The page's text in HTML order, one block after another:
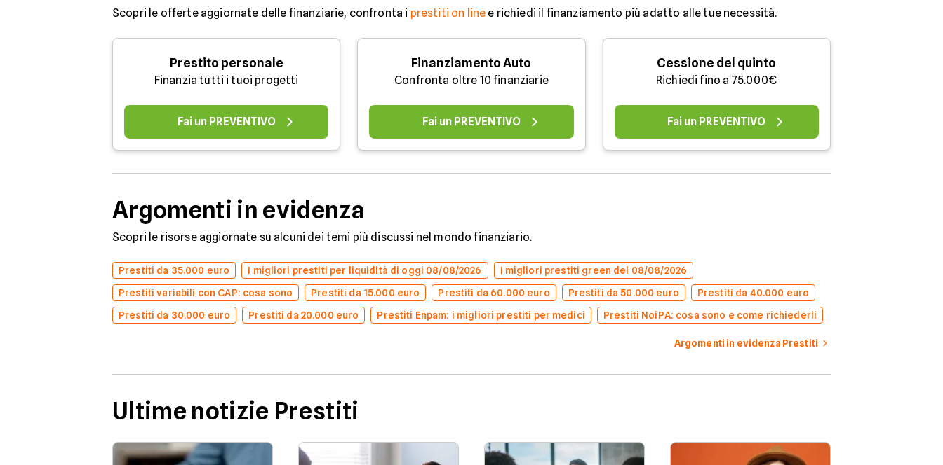
Scopri le offerte aggiornate delle finanziarie, confronta i prestiti on line e richiedi il finanziamento più adatto alle tue necessità.
Prestito personale
Finanzia tutti i tuoi progetti
Fai un PREVENTIVO
Finanziamento Auto
Confronta oltre 10 finanziarie
Fai un PREVENTIVO
Cessione del quinto
Richiedi fino a 75.000€
Fai un PREVENTIVO
Argomenti in evidenza
Scopri le risorse aggiornate su alcuni dei temi più discussi nel mondo finanziario.
Prestiti da 35.000 euro I migliori prestiti per liquidità di oggi 08/08/2026
I migliori prestiti green del 08/08/2026
Prestiti variabili con CAP: cosa sono
Prestiti da 15.000 euro Prestiti da 60.000 euro Prestiti da 50.000 euro
Prestiti da 40.000 euro
Prestiti da 30.000 euro
Prestiti da 20.000 euro Prestiti Enpam: i migliori prestiti per medici Prestiti NoiPA: cosa sono e come richiederli
Argomenti in evidenza Prestiti
Ultime notizie Prestiti